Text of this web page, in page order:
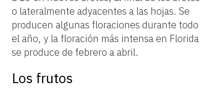
o lateralmente adyacentes a las hojas. Se
producen algunas floraciones durante todo
el año, y la floración más intensa en Florida
se produce de febrero a abril.
Los frutos